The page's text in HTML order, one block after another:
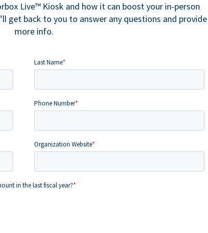
Live™ Kiosk and how it can boost your in-person
get back to you to answer any questions and provide
more info.